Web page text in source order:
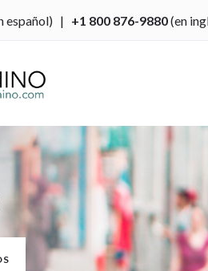
español) | +1 800 876-9880(en